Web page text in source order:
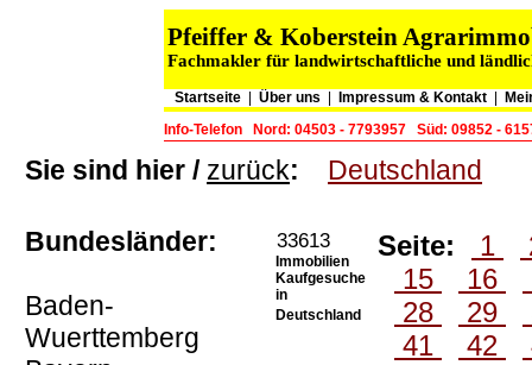
Pfeiffer & Koberstein
Fachmakler für landwirtschaftliche und
Startseite Über uns Impressum & Kontakt
Info-Telefon
Nord: 04503 - 7793957 Süd: 09852 -
Sie sind hier / zurück: Deutschland
Bundesländer:
Baden-
Wuerttemberg
33613
Immobilien
Kaufgesuche
in
Deutschland
Seite: 1
15
16
28
29
41
42